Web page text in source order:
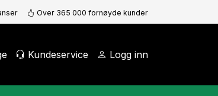
Over 365 000 fornøyde kunder
Kundeservice Logg inn